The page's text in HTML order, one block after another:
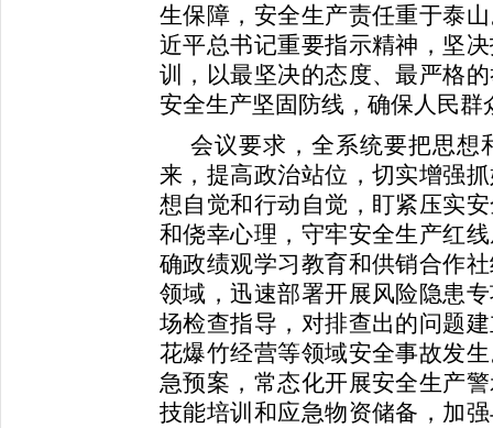
生保障，安全生产责任重于泰
近平总书记重要指示精神，坚
训，以最坚决的态度、最严格
安全生产坚固防线，确保人民群
会议要求，全系统要把思想
来，提高政治站位，切实增强
想自觉和行动自觉，盯紧压实
和侥幸心理，守牢安全生产红
确政绩观学习教育和供销合作
领域，迅速部署开展风险隐患
场检查指导，对排查出的问题
花爆竹经营等领域安全事故发
急预案，常态化开展安全生产
技能培训和应急物资储备，加